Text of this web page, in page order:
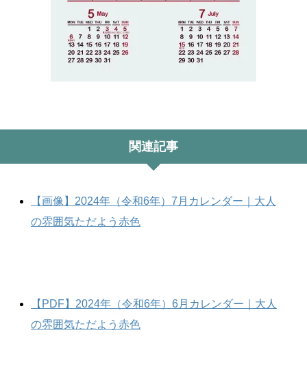
関連記事
【画像】2024年（令和6年）7月カレンダー｜大人
の雰囲気ただよう赤色
【PDF】2024年（令和6年）6月カレンダー｜大人
の雰囲気ただよう赤色